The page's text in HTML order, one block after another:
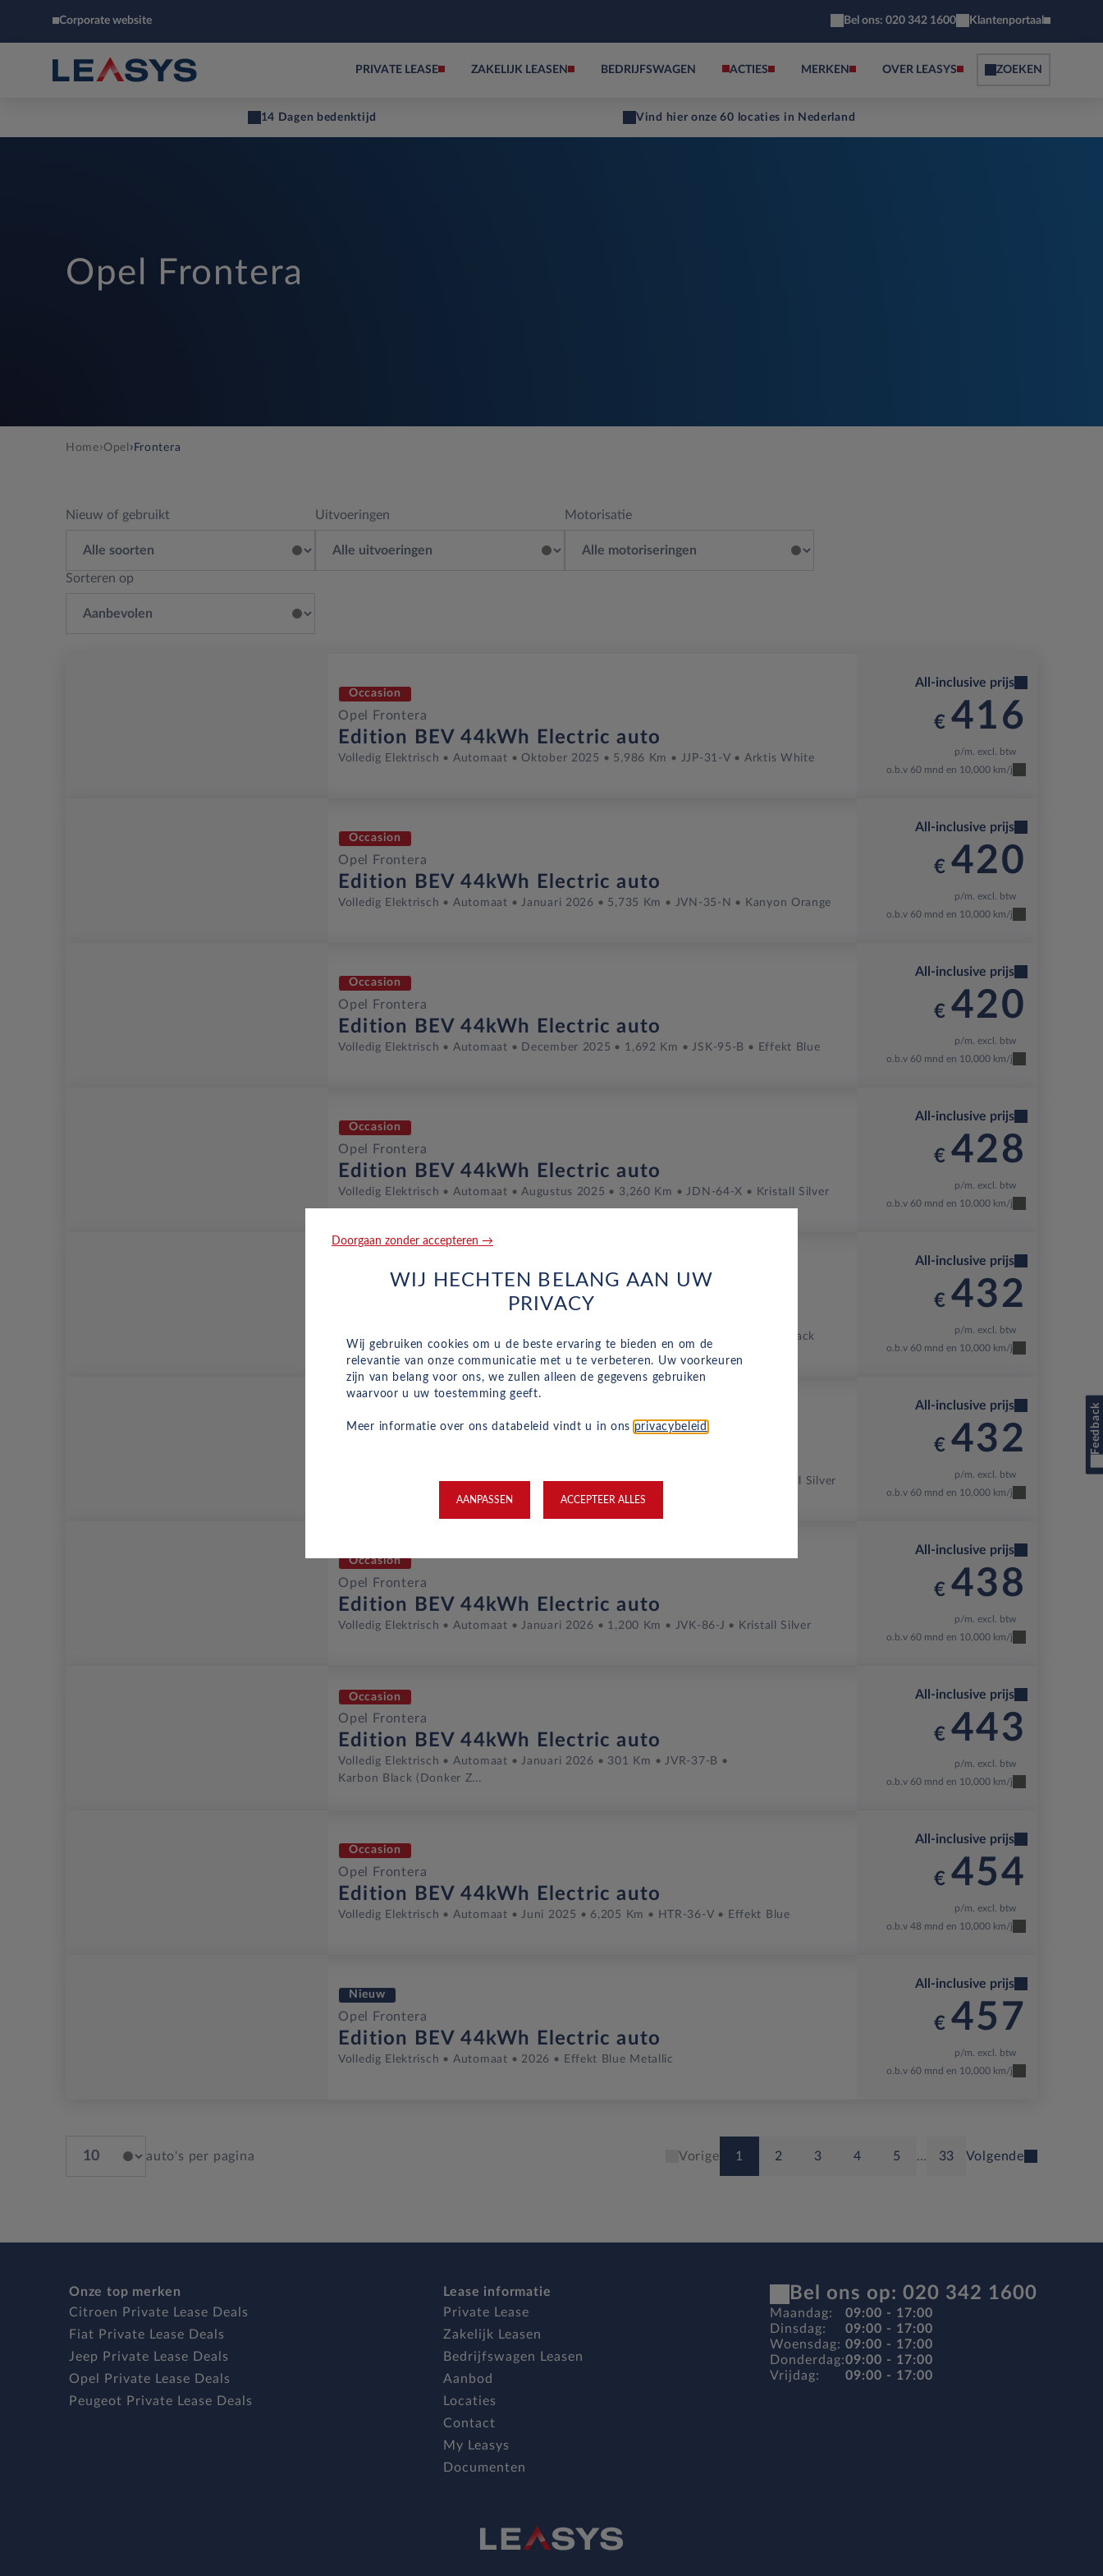
Corporate website Bel ons: 020 342 1600 Klantenportaal
PRIVATE LEASE ZAKELIJK LEASEN BEDRIJFSWAGEN ACTIES MERKEN OVER LEASYS ZOEKEN
14 Dagen bedenktijd Vind hier onze 60 locaties in Nederland
Opel Frontera
Home›Opel › Frontera
Nieuw of gebruikt Uitvoeringen Motorisatie
Sorteren op
Occasion
Opel Frontera
Edition BEV 44kWh Electric auto
Volledig Elektrisch Automaat Oktober 2025 5,986 Km JJP-31-V Arktis White
All-inclusive prijs
€ 416
p/m. excl. btw
o.b.v 60 mnd en 10,000 km/j
Occasion
Opel Frontera
Edition BEV 44kWh Electric auto
Volledig Elektrisch Automaat Januari 2026 5,735 Km JVN-35-N Kanyon Orange
All-inclusive prijs
€ 420
p/m. excl. btw
o.b.v 60 mnd en 10,000 km/j
Occasion
Opel Frontera
Edition BEV 44kWh Electric auto
Volledig Elektrisch Automaat December 2025 1,692 Km JSK-95-B Effekt Blue
All-inclusive prijs
€ 420
p/m. excl. btw
o.b.v 60 mnd en 10,000 km/j
Occasion
Opel Frontera
Edition BEV 44kWh Electric auto
Volledig Elektrisch Automaat Augustus 2025 3,260 Km JDN-64-X Kristall Silver
All-inclusive prijs
€ 428
p/m. excl. btw
o.b.v 60 mnd en 10,000 km/j
Occasion
Edition BEV 44kWh Electric auto
Carbon Black
All-inclusive prijs
€ 432
p/m. excl. btw
o.b.v 60 mnd en 10,000 km/j
Volledig Elektrisch Automaat Augustus 2025 13,316 Km Kristall Silver
All-inclusive prijs
€ 432
p/m. excl. btw
o.b.v 60 mnd en 10,000 km/j
Occasion
Opel Frontera
Edition BEV 44kWh Electric auto
Volledig Elektrisch Automaat Januari 2026 1,200 Km JVK-86-J Kristall Silver
All-inclusive prijs
€ 438
p/m. excl. btw
o.b.v 60 mnd en 10,000 km/j
Occasion
Opel Frontera
Edition BEV 44kWh Electric auto
Volledig Elektrisch Automaat Januari 2026 301 Km
JVR-37-B
Karbon Black (donker Z...
All-inclusive prijs
€ 443
p/m. excl. btw
o.b.v 60 mnd en 10,000 km/j
Occasion
Opel Frontera
Edition BEV 44kWh Electric auto
Volledig Elektrisch Automaat Juni 2025 6,205 Km HTR-36-V Effekt Blue
All-inclusive prijs
€ 454
p/m. excl. btw
o.b.v 48 mnd en 10,000 km/j
Nieuw
Opel Frontera
Edition BEV 44kWh Electric auto
Volledig Elektrisch Automaat 2026 Effekt Blue Metallic
All-inclusive prijs
€ 457
p/m. excl. btw
o.b.v 60 mnd en 10,000 km/j
auto's per pagina Vorige 1 2 3 4 5 … 33 Volgende
Feedback
Onze top merken
Citroen Private Lease Deals
Fiat Private Lease Deals
Jeep Private Lease Deals
Opel Private Lease Deals
Peugeot Private Lease Deals
Lease informatie
Private Lease
Zakelijk Leasen
Bedrijfswagen Leasen
Aanbod
Locaties
Contact
My Leasys
Documenten
Bel ons op: 020 342 1600
Maandag:
Dinsdag:
Woensdag:
Donderdag:
Vrijdag:
09:00 - 17:00
09:00 - 17:00
09:00 - 17:00
09:00 - 17:00
09:00 - 17:00
Doorgaan zonder accepteren →
WIJ HECHTEN BELANG AAN UW
PRIVACY
Wij gebruiken cookies om u de beste ervaring te bieden en om de
relevantie van onze communicatie met u te verbeteren. Uw voorkeuren
zijn van belang voor ons, we zullen alleen de gegevens gebruiken
waarvoor u uw toestemming geeft.
Meer informatie over ons databeleid vindt u in ons privacybeleid.
AANPASSEN ACCEPTEER ALLES